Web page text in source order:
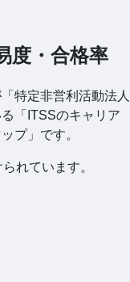
度・合格率
特定非営利活動法人
「ITSSのキャリア
プ」です。
れています。